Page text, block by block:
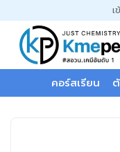
ไป
เนื้อหา
เ
คอร์สเรียน